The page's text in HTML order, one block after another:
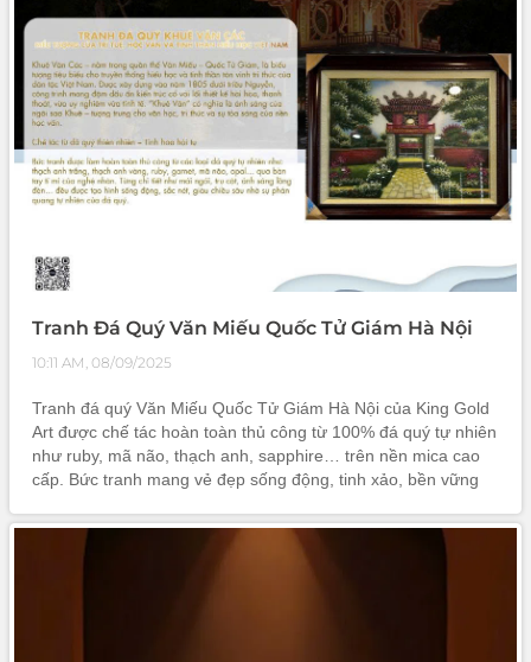
Tranh Đá Quý Văn Miếu Quốc Tử Giám Hà Nội
10:11 AM, 08/09/2025
Tranh đá quý Văn Miếu Quốc Tử Giám Hà Nội của King Gold
Art được chế tác hoàn toàn thủ công từ 100% đá quý tự nhiên
như ruby, mã não, thạch anh, sapphire… trên nền mica cao
cấp. Bức tranh mang vẻ đẹp sống động, tinh xảo, bền vững
là sản phẩ